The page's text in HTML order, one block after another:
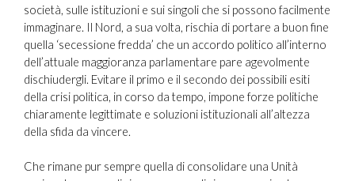
società, sulle istituzioni e sui singoli che si possono facilmente
immaginare. Il Nord, a sua volta, rischia di portare a buon fine
quella ‘secessione fredda’ che un accordo politico all’interno
dell’attuale maggioranza parlamentare pare agevolmente
dischiudergli. Evitare il primo e il secondo dei possibili esiti
della crisi politica, in corso da tempo, impone forze politiche
chiaramente legittimate e soluzioni istituzionali all’altezza
della sfida da vincere.
Che rimane pur sempre quella di consolidare una Unità